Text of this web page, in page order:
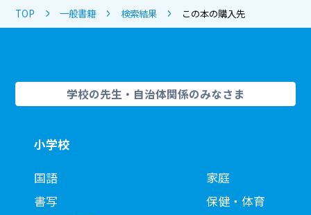
TOP 一般書籍 検索結果 この本の購入先
学校の先生・自治体関係のみなさま
小学校
国語
書写
家庭
保健・体育